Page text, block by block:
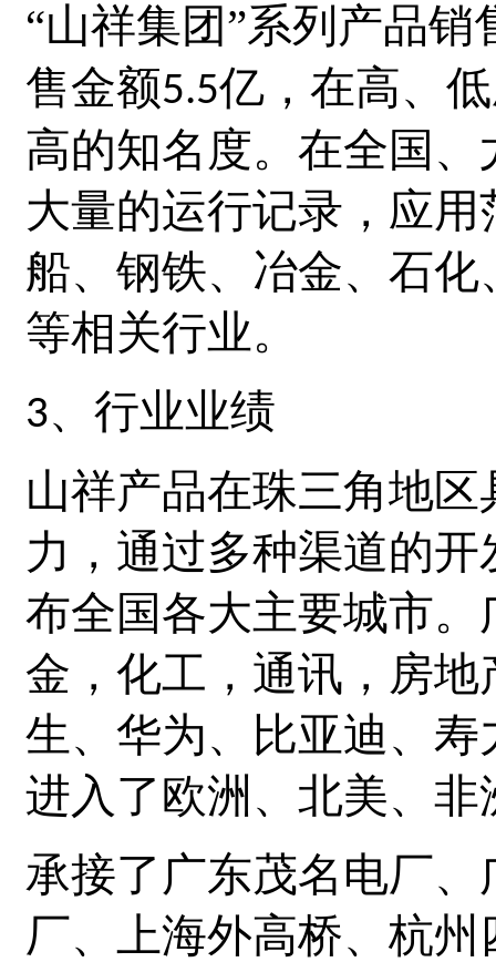
“山祥集团”系列产品销
售金额5.5亿，在高、
高的知名度。在全国
大量的运行记录，应
船、钢铁、冶金、石
等相关行业。
3、行业业绩
山祥产品在珠三角地
力，通过多种渠道的
布全国各大主要城市
金，化工，通讯，房
生、华为、比亚迪、
进入了欧洲、北美、
承接了广东茂名电厂
厂、上海外高桥、杭